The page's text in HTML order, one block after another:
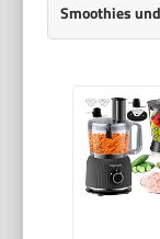
Smoothies